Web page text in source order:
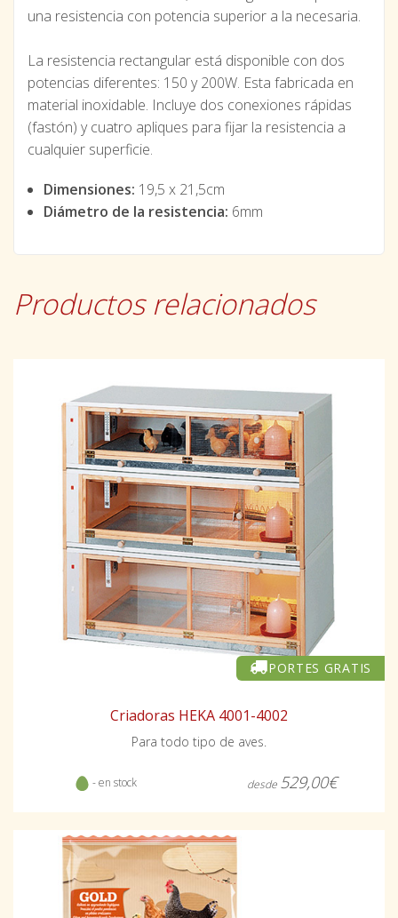
una resistencia con potencia superior a la necesaria.
La resistencia rectangular está disponible con dos
potencias diferentes: 150 y 200W. Esta fabricada en
material inoxidable. Incluye dos conexiones rápidas
(fastón) y cuatro apliques para fijar la resistencia a
cualquier superficie.
Dimensiones: 19,5 x 21,5cm
Diámetro de la resistencia: 6mm
Productos relacionados
PORTES GRATIS
Criadoras HEKA 4001-4002
Para todo tipo de aves.
- en stock desde 529,00€